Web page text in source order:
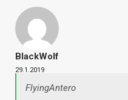
BlackWolf
29.1.2019
FlyingAntero